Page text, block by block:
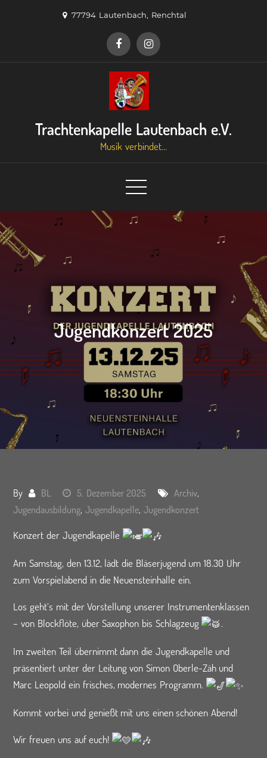
77794 Lautenbach, Renchtal
Trachtenkapelle Lautenbach e.V.
Musik verbindet…
Jugendkonzert 2025
By BL 5. Dezember 2025 Archiv,
Jugendausbildung,Jugendkapelle, Jugendkonzert
Konzert der Jugendkapelle
AmSamstag, den 13.12, lädt die Bläserjugend um 18.30 Uhr
zum Vorspielabend in die Neuensteinhalle ein.
Los geht’s mit der Vorstellung unserer Instrumentenklassen
– von Blockflöte, über Saxophon bis Schlagzeug
.
Im zweiten Teil übernimmt dann die Jugendkapelle und
präsentiert unter der Leitung von Simon Oberle-Zäh und
Marc Leopold ein frisches, modernes Programm.
Kommt vorbei und genießt mit uns einen schönen Abend!
Wir freuen uns auf euch!